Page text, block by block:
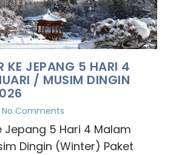
KE JEPANG 5 HARI 4
/ MUSIM DINGIN
No Comments
Jepang 5 Hari 4 Malam
Dingin (Winter) Paket